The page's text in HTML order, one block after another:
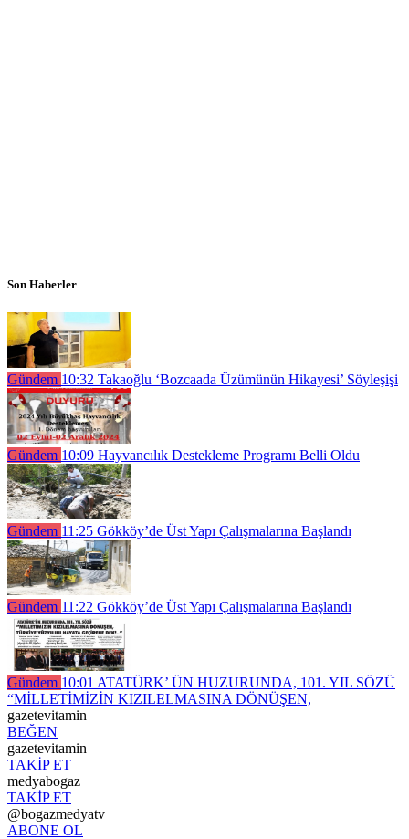
Son Haberler
Gündem 10:32 Takaoğlu ‘Bozcaada Üzümünün Hikayesi’ Söyleşişi
Gündem 10:09 Hayvancılık Destekleme Programı Belli Oldu
Gündem 11:25 Gökköy’de Üst Yapı Çalışmalarına Başlandı
Gündem 11:22 Gökköy’de Üst Yapı Çalışmalarına Başlandı
Gündem 10:01 ATATÜRK’ ÜN HUZURUNDA, 101. YIL SÖZÜ
“MİLLETİMİZİN KIZILELMASINA DÖNÜŞEN,
gazetevitamin
BEĞEN
gazetevitamin
TAKİP ET
medyabogaz
TAKİP ET
@bogazmedyatv
ABONE OL